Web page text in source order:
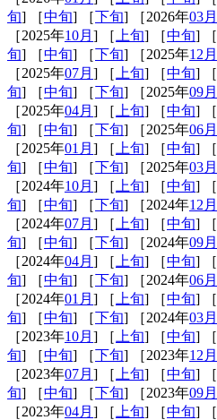
旬] ［中旬] ［下旬] ［2026年03月
［2025年10月 ] ［ 上旬] ［中旬] ［
旬] ［中旬] ［下旬] ［2025年12月
［2025年07月 ] ［ 上旬] ［中旬] ［
旬] ［中旬] ［下旬] ［2025年09月
［2025年04月 ] ［ 上旬] ［中旬] ［
旬] ［中旬] ［下旬] ［2025年06月
［2025年01月 ] ［ 上旬] ［中旬] ［
旬] ［中旬] ［下旬] ［2025年03月
［2024年10月 ] ［ 上旬] ［中旬] ［
旬] ［中旬] ［下旬] ［2024年12月
［2024年07月 ] ［ 上旬] ［中旬] ［
旬] ［中旬] ［下旬] ［2024年09月
［2024年04月 ] ［ 上旬] ［中旬] ［
旬] ［中旬] ［下旬] ［2024年06月
［2024年01月 ] ［ 上旬] ［中旬] ［
旬] ［中旬] ［下旬] ［2024年03月
［2023年10月 ] ［ 上旬] ［中旬] ［
旬] ［中旬] ［下旬] ［2023年12月
［2023年07月 ] ［ 上旬] ［中旬] ［
旬] ［中旬] ［下旬] ［2023年09月
［2023年04月 ] ［ 上旬] ［中旬] ［